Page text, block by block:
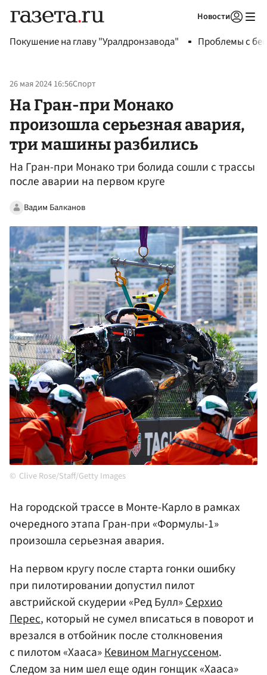
Новости
Покушение на главу "Уралдронзавода" Проблемы с
26 мая 2024 16:56Спорт
На Гран-при Монако
произошла серьезная авария,
три машины разбились
На Гран-при Монако три болида сошли с трассы
после аварии на первом круге
Вадим Балканов
Clive Rose/Staff/Getty Images
На городской трассе в Монте-Карло в рамках
очередного этапа Гран-при «Формулы-1»
произошла серьезная авария.
На первом кругу после старта гонки ошибку
при пилотировании допустил пилот
австрийской скудерии «Ред Булл»Серхио
Перес, который не сумел вписаться в поворот и
врезался в отбойник после столкновения
с пилотом «Хааса»Кевином Магнуссеном.
Следом за ним шел еще один гонщик «Хааса»